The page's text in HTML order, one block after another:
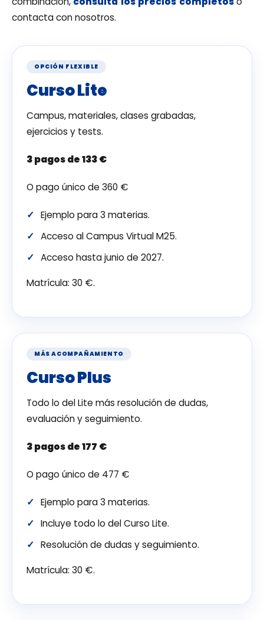
contacta con nosotros.
OPCIÓN FLEXIBLE
Curso Lite
Campus, materiales, clases grabadas,
ejercicios y tests.
3 pagos de 133 €
O pago único de 360 €
Ejemplo para 3 materias.
Acceso al Campus Virtual M25.
Acceso hasta junio de 2027.
Matrícula: 30 €.
MÁS ACOMPAÑAMIENTO
Curso Plus
Todo lo del Lite más resolución de dudas,
evaluación y seguimiento.
3 pagos de 177 €
O pago único de 477 €
Ejemplo para 3 materias.
Incluye todo lo del Curso Lite.
Resolución de dudas y seguimiento.
Matrícula: 30 €.